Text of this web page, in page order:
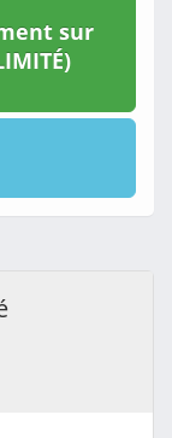
sur